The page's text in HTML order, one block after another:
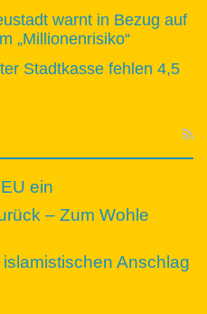
warnt in Bezug auf
„Millionenrisiko“
Stadtkasse fehlen 4,5
ein
– Zum Wohle
Anschlag